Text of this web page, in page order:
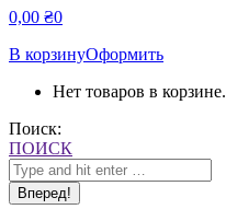
0,00 ₴0
В корзинуОформить
Нет товаров в корзине.
Поиск:
ПОИСК